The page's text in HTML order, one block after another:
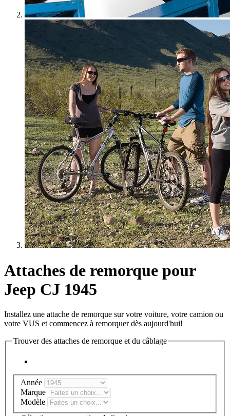
Attaches de remorque pour
Jeep CJ 1945
Installez une attache de remorque sur votre voiture, votre camion ou
votre VUS et commencez à remorquer dès aujourd'hui!
Trouver des attaches de remorque et du câblage
Année
Marque
Modèle